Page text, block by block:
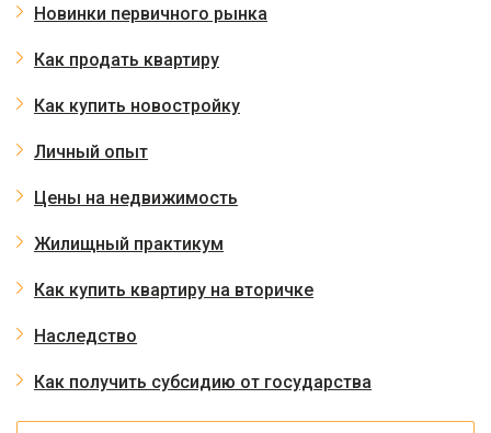
Новинки первичного рынка
Как продать квартиру
Как купить новостройку
Личный опыт
Цены на недвижимость
Жилищный практикум
Как купить квартиру на вторичке
Наследство
Как получить субсидию от государства